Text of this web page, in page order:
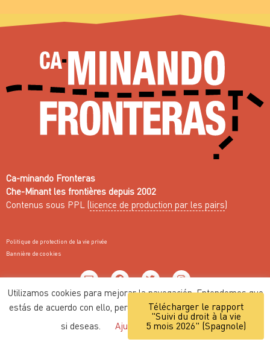
Télécharger le rapport
"Suivi du droit à la vie
5 mois 2026" (Spagnole)
Ca-minando Fronteras
Che-Minant les frontières depuis 2002
Contenus sous PPL (licence de production par les pairs)
Politique de protection de la vie privée
Bannière de cookies
Web fait avec ♥ par Nodo Común
Utilizamos cookies para mejorar la navegación. Entendemos que
estás de acuerdo con ello, pero puedes personalizar los ajustes
si deseas.
Ajustes ACEPTAR